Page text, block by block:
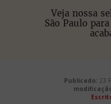
Veja nossa
São Paulo
Publicado: 23